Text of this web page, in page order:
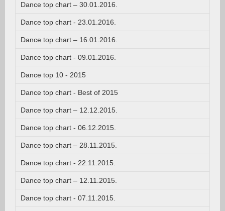
Dance top chart – 30.01.2016.
Dance top chart - 23.01.2016.
Dance top chart – 16.01.2016.
Dance top chart - 09.01.2016.
Dance top 10 - 2015
Dance top chart - Best of 2015
Dance top chart – 12.12.2015.
Dance top chart - 06.12.2015.
Dance top chart – 28.11.2015.
Dance top chart - 22.11.2015.
Dance top chart – 12.11.2015.
Dance top chart - 07.11.2015.